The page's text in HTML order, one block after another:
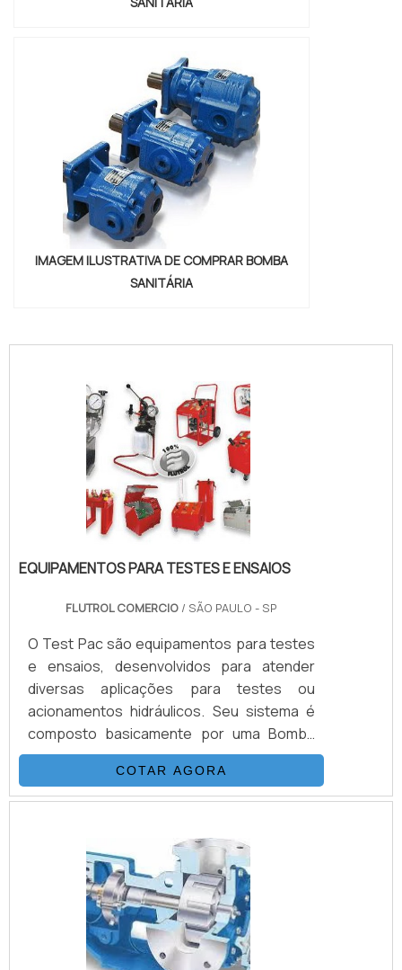
IMAGEM ILUSTRATIVA DE COMPRAR BOMBA
SANITÁRIA
EQUIPAMENTOS PARA TESTES E ENSAIOS
FLUTROL COMERCIO / SÃO PAULO - SP
O Test Pac são equipamentos para testes
e ensaios, desenvolvidos para atender
diversas aplicações para testes ou
acionamentos hidráulicos. Seu sistema é
composto basicamente por uma Bomba
Hidropneumática Haskel, kit de preparação
de ar, conjunto de filtros, válvulas, skid
tubular carbono ou inox, ou tanque inox.As
comprimido de compressor ou Nitrogênio,
alguns modelos geram altas pressões
hidráulicas reguláveis até 15.000 psi (1.000
bar), nessas configurações. Pa.
COTAR AGORA